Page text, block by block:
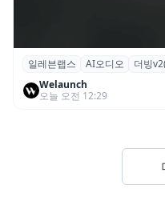
일레븐랩스, 감정·
v2’ API 공개
일레븐랩스 AI오디오 더빙
Welaunch
오늘 오전 12:29